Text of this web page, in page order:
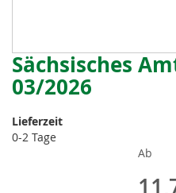
Sächsisches
03/2026
Lieferzeit
0-2 Tage
Ab
Zum
Anfang
der
springen